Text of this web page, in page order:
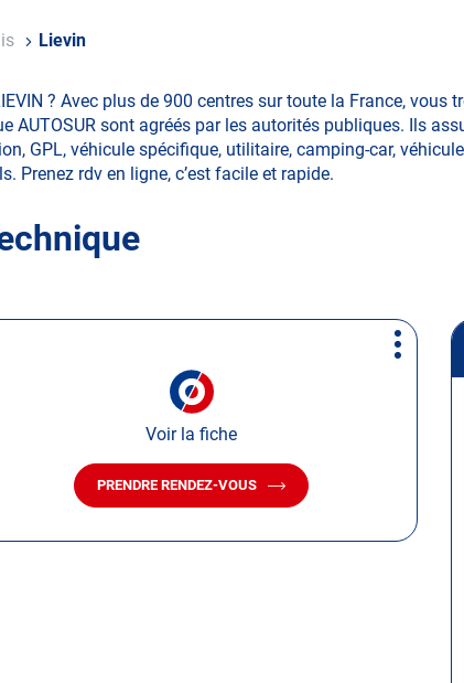
Lievin
? Avec plus de 900 centres sur toute la France, vous
AUTOSUR sont agréés par les autorités publiques. Ils
GPL, véhicule spécifique, utilitaire, camping-car,
Prenez rdv en ligne, c’est facile et rapide.
Voir la fiche
PRENDRE RENDEZ-VOUS
AVEC
LE
Plus